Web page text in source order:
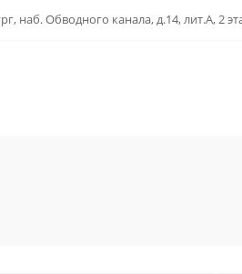
наб. Обводного канала, д.14, лит.А, 2